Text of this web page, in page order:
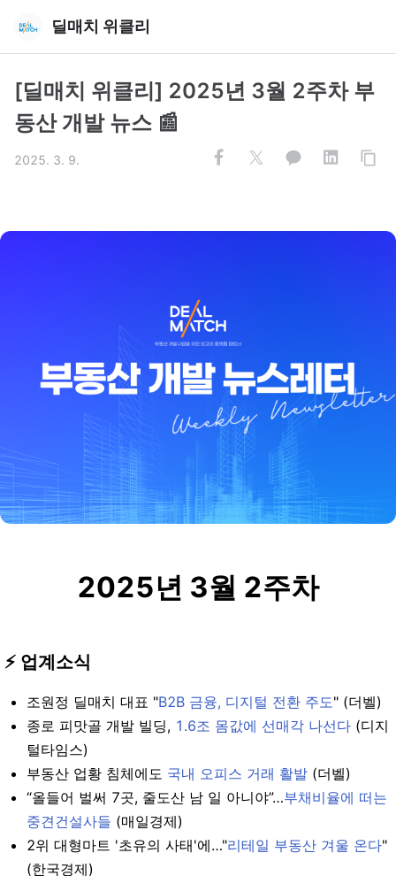
딜매치 위클리
[딜매치 위클리] 2025년 3월 2주차 부
동산 개발 뉴스 📰
2025. 3. 9.
2025년 3월 2주차
⚡️ 업계소식
조원정 딜매치 대표 "B2B 금융, 디지털 전환 주도" (더벨)
종로 피맛골 개발 빌딩, 1.6조 몸값에 선매각 나선다 (디지
털타임스)
부동산 업황 침체에도 국내 오피스 거래 활발 (더벨)
“올들어 벌써 7곳, 줄도산 남 일 아니야”…부채비율에 떠는
중견건설사들 (매일경제)
2위 대형마트 '초유의 사태'에…"리테일 부동산 겨울 온다"
(한국경제)